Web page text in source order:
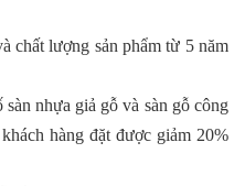
chất lượng sản phẩm từ 5 năm
nhựa giả gỗ và sàn gỗ công
hàng đặt được giảm 20%